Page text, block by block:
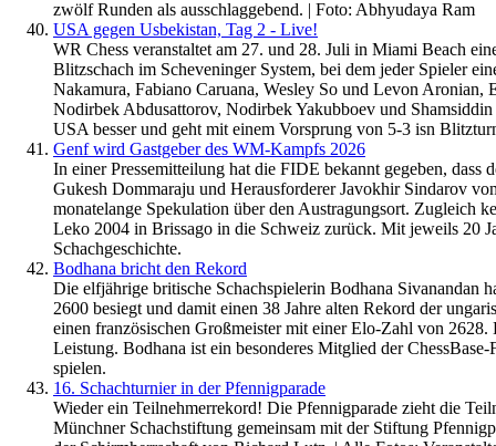
zwölf Runden als ausschlaggebend. | Foto: Abhyudaya Ram
USA gegen Usbekistan, Tag 2 - Live!
WR Chess veranstaltet am 27. und 28. Juli in Miami Beach
Blitzschach im Scheveninger System, bei dem jeder Spieler
Nakamura, Fabiano Caruana, Wesley So und Levon
Nodirbek Abdusattorov, Nodirbek Yakubboev und
USA besser und geht mit einem Vorsprung von 5-3 isn
Genf wird Gastgeber des WM-Kampfs 2026
In einer Pressemitteilung hat die FIDE bekannt gegeben,
Gukesh Dommaraju und Herausforderer Javokhir Sindarov
monatelange Spekulation über den Austragungsort.
Leko 2004 in Brissago in die Schweiz zurück. Mit jeweils 20
Schachgeschichte.
Bodhana bricht den Rekord
Die elfjährige britische Schachspielerin Bodhana Sivanandan
2600 besiegt und damit einen 38 Jahre alten Rekord der
einen französischen Großmeister mit einer Elo-Zahl von
Leistung. Bodhana ist ein besonderes Mitglied der
spielen.
16. Schachturnier in der Pfennigparade
Wieder ein Teilnehmerrekord! Die Pfennigparade zieht die
Münchner Schachstiftung gemeinsam mit der Stiftung